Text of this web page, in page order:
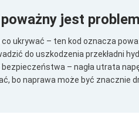
jest
co ukrywać – ten kod oznacza
do uszkodzenia przekładni
– nagła utrata
bo naprawa może być znacznie